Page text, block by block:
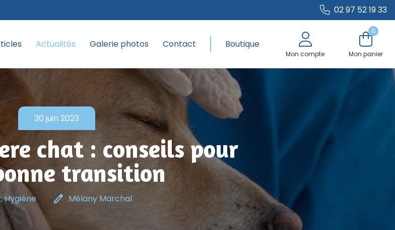
02 97 52 19 33
Actualités Galerie photos Contact Boutique
Mon compte
0
Mon panier
30 juin 2023
chat : conseils pour
transition
Hygiène edit Mélany Marchal